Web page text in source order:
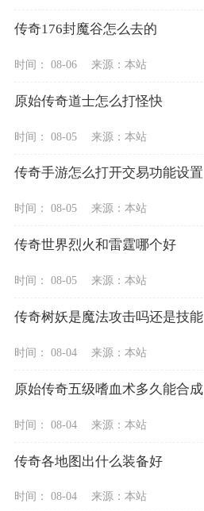
传奇176封魔谷怎么去的
时间： 08-06 来源：本站
原始传奇道士怎么打怪快
时间： 08-05 来源：本站
传奇手游怎么打开交易功能设置
时间： 08-05 来源：本站
传奇世界烈火和雷霆哪个好
时间： 08-05 来源：本站
传奇树妖是魔法攻击吗还是技能
时间： 08-04 来源：本站
原始传奇五级嗜血术多久能合成
时间： 08-04 来源：本站
传奇各地图出什么装备好
时间： 08-04 来源：本站